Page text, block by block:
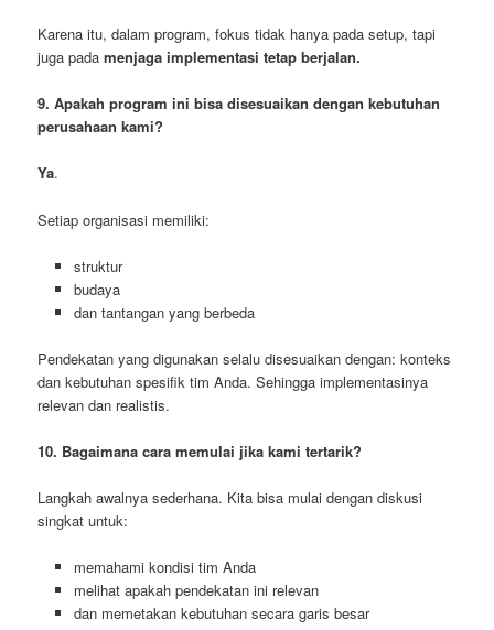
Karena itu, dalam program, fokus tidak hanya pada setup, tapi
juga padamenjaga implementasi tetap berjalan.
9. Apakah program ini bisa disesuaikan dengan kebutuhan
perusahaan kami?
Ya.
Setiap organisasi memiliki:
struktur
budaya
dan tantangan yang berbeda
Pendekatan yang digunakan selalu disesuaikan dengan: konteks
dan kebutuhan spesifik tim Anda. Sehingga implementasinya
relevan dan realistis.
10. Bagaimana cara memulai jika kami tertarik?
Langkah awalnya sederhana. Kita bisa mulai dengan diskusi
singkat untuk:
memahami kondisi tim Anda
melihat apakah pendekatan ini relevan
dan memetakan kebutuhan secara garis besar